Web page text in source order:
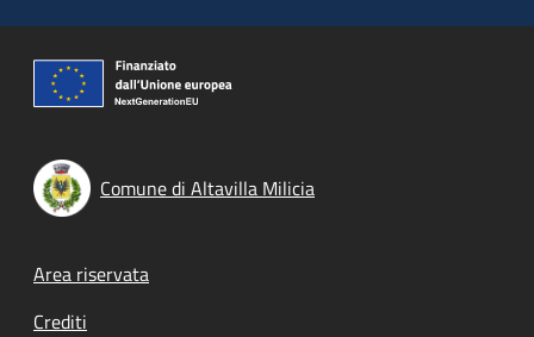
Comune di Altavilla Milicia
Footer menu
Area riservata
Crediti